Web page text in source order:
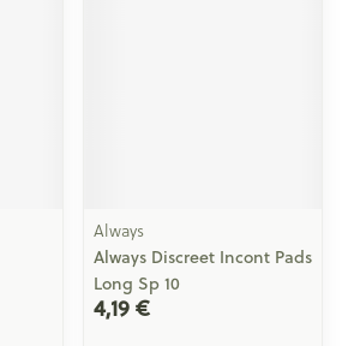
Always
Always Discreet Incont Pads
Long Sp 10
4,19 €